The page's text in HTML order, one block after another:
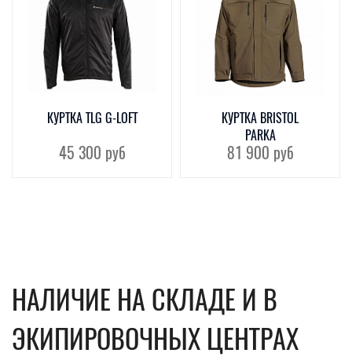
КУРТКА TLG G-LOFT
45 300 руб
КУРТКА BRISTOL
PARKA
81 900 руб
НАЛИЧИЕ НА СКЛАДЕ И В
ЭКИПИРОВОЧНЫХ ЦЕНТРАХ